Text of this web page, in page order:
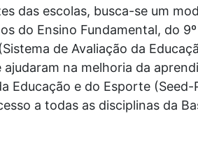
das escolas, busca-se um
do Ensino Fundamental, do
de Avaliação da
na melhoria da
Educação e do Esporte
a todas as disciplinas da